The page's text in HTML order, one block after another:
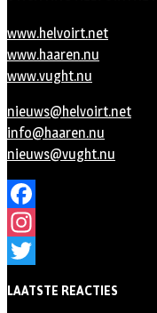
www.helvoirt.net
www.haaren.nu
www.vught.nu
nieuws@helvoirt.net
info@haaren.nu
nieuws@vught.nu
Facebook
Instagram
LAATSTE REACTIES